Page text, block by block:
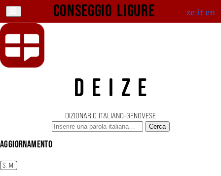
Conseggio ligure ze iten
DEIZE
DIZIONARIO ITALIANO-GENOVESE
Cerca
aggiornamento
S. M.